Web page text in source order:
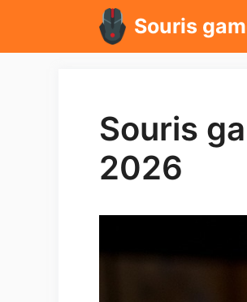
contenu
Souris
Souris
2026